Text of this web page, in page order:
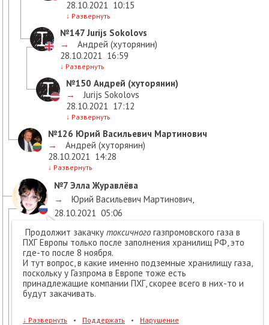
28.10.2021 10:15
↓ Развернуть
№147 Jurijs Sokolovs
→
Андрей (хуторянин)
28.10.2021 16:59
↓ Развернуть
№150 Андрей (хуторянин)
→
Jurijs Sokolovs
28.10.2021 17:12
↓ Развернуть
№126 Юрий Васильевич Мартинович
→
Андрей (хуторянин)
28.10.2021 14:28
↓ Развернуть
№7 Элла Журавлёва
→
Юрий Васильевич Мартинович
28.10.2021 05:06
Продолжит закачку токсичного газпромовского газа в
ПХГ Европы только после заполнения хранилищ РФ, это
где-то после 8 ноября.
И тут вопрос, в какие именно подземные хранилищу газа,
поскольку у Газпрома в Европе тоже есть
принадлежащие компании ПХГ, скорее всего в них-то и
будут закачивать.
↓ Развернуть • Поддержать • Нарушение